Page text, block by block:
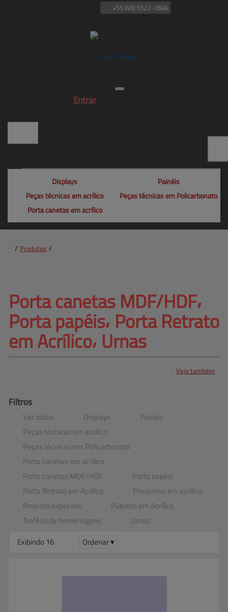
Entrar
+55 (49) 3322-1846
Displays
Painéis
Peças técnicas em acrílico
Peças técnicas em Policarbonato
Porta canetas em acrílico
/ Produtos /
Porta canetas MDF/HDF⸴
Porta papéis⸴ Porta Retrato
em Acrílico⸴ Urnas
Veja também
Filtros
Ver todos Displays
Painéis
Peças técnicas em acrílico
Peças técnicas em Policarbonato
Porta canetas em acrílico
Porta canetas MDF​/​HDF
Porta papéis
Porta Retrato em Acrílico
Presentes em acrílico
Projetos especiais
Púlpitos em Acrílico
Troféus de homenagens
Urnas
Exibindo 16
Ordenar ▾